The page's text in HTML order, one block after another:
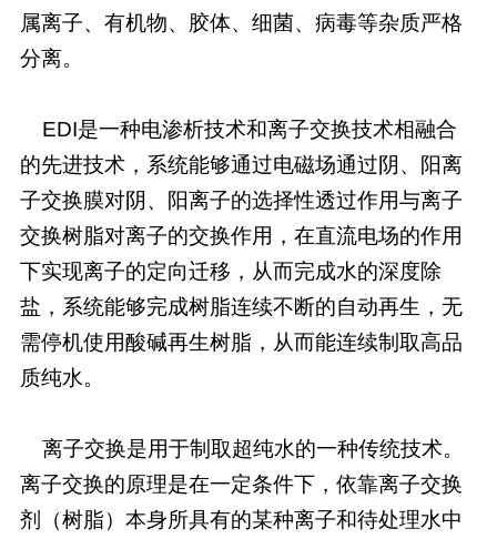
属离子、有机物、胶体、细菌、病毒等杂质严格
分离。
EDI是一种电渗析技术和离子交换技术相融合
的先进技术，系统能够通过电磁场通过阴、阳离
子交换膜对阴、阳离子的选择性透过作用与离子
交换树脂对离子的交换作用，在直流电场的作用
下实现离子的定向迁移，从而完成水的深度除
盐，系统能够完成树脂连续不断的自动再生，无
需停机使用酸碱再生树脂，从而能连续制取高品
质纯水。
离子交换是用于制取超纯水的一种传统技术。
离子交换的原理是在一定条件下，依靠离子交换
剂（树脂）本身所具有的某种离子和待处理水中